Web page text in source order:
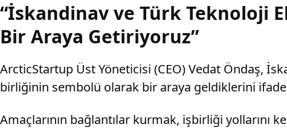
“İskandinav ve Türk Teknoloji
Bir Araya Getiriyoruz”
ArcticStartup Üst Yöneticisi (CEO) Vedat Öndaş,
birliğinin sembolü olarak bir araya geldiklerini
Amaçlarının bağlantılar kurmak, işbirliği yollarını